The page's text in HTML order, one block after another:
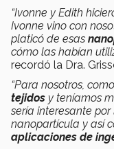
“Ivonne y Edith
Ivonne vino con
platicó de esas
cómo las habían
recordó la Dra.
“Para nosotros,
tejidos y teníamos
sería interesante
nanopartícula y así
aplicaciones de